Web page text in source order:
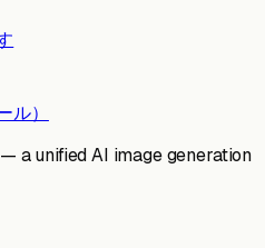
）
— a unified AI image generation